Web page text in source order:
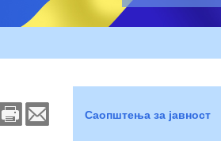
Саопштења за јавност